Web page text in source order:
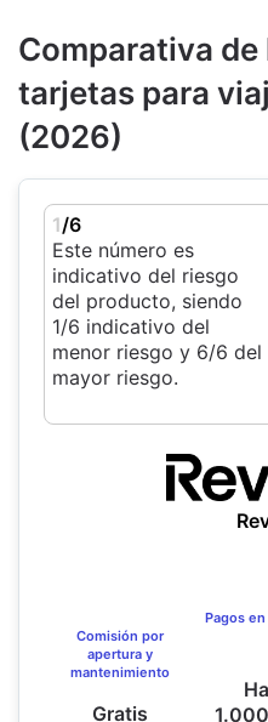
Comparativa de
tarjetas para
(2026)
1/6
Este número es
indicativo del riesgo
del producto, siendo
1/6 indicativo del
menor riesgo y 6/6 del
mayor riesgo.
Comisión por
apertura y
mantenimiento
Gratis
Pagos